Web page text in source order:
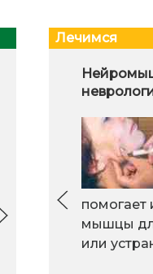
Высокая
малыш
У
заболел:
снижать
Ответы
Лечимся
помогает
мышцы
или